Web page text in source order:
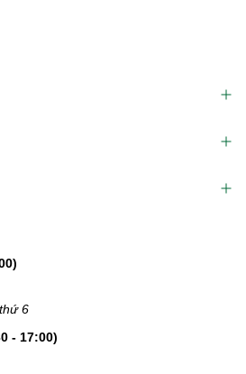
6
- 17:00)